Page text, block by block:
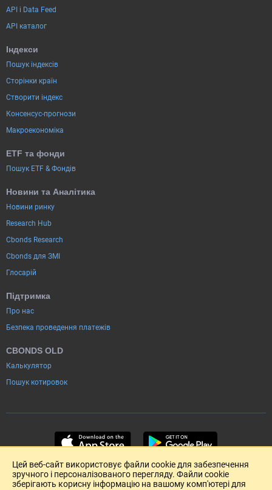
API і Data Feed
API каталог
Індекси
Пошук індексів
Сторінки країн
Створити індекс
Консенсус-прогнози
Макроекономіка
ETF та фонди
Пошук ETF & Фондів
Новини та Аналітика
Новини ринку
Research Hub
Cbonds Research
Cbonds для ЗМІ
Глосарій
Підтримка
Про нас
Безпека проведення платежів
CBONDS OLD
Калькулятор
Пошук котировок
Цей веб-сайт використовує файли cookie для забезпечення
зручного і персоналізованого перегляду. Файли cookie
зберігають корисну інформацію на вашому комп'ютері для